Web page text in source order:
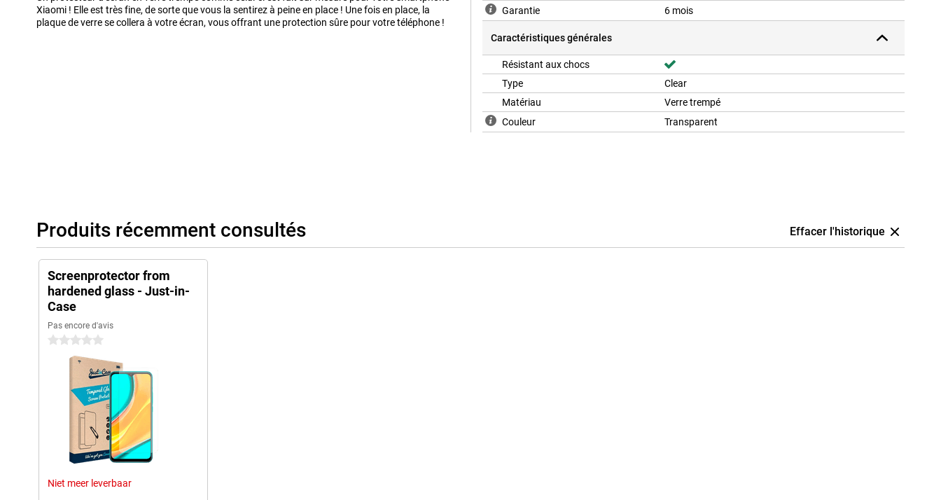
Xiaomi ! Elle est très fine, de sorte que vous la sentirez à peine en place ! Une fois en place, la
plaque de verre se collera à votre écran, vous offrant une protection sûre pour votre téléphone !
Garantie
6 mois
Caractéristiques générales
Résistant aux chocs
Type
Clear
Matériau
Verre trempé
Couleur
Transparent
Produits récemment consultés Effacer l'historique
Screenprotector from
hardened glass - Just-in-
Case
Pas encore d'avis
0 étoiles
Niet meer leverbaar